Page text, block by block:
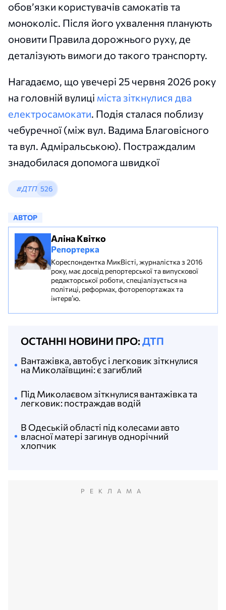
обов’язки користувачів самокатів та
моноколіс. Після його ухвалення планують
оновити Правила дорожнього руху, де
деталізують вимоги до такого транспорту.
Нагадаємо, що увечері 25 червня 2026 року
на головній вулиці міста зіткнулися два
електросамокати. Подія сталася поблизу
чебуречної (між вул. Вадима Благовісного
та вул. Адміральською). Постраждалим
знадобилася допомога швидкої
#ДТП 526
АВТОР
Аліна Квітко
Репортерка
Кореспондентка МикВісті, журналістка з 2016
року, має досвід репортерської та випускової
редакторської роботи, спеціалізується на
політиці, реформах, фоторепортажах та
інтерв’ю.
ОСТАННІ НОВИНИ ПРО:ДТП
В Одеській області під колесами авто
власної матері загинув однорічний
хлопчик
Під Миколаєвом зіткнулися вантажівка та
легковик: постраждав водій
Вантажівка, автобус і легковик зіткнулися
на Миколаївщині: є загиблий
РЕКЛАМА